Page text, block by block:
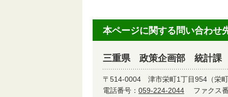
本ページに関する問い合わせ
三重県 政策企画部 統計課
〒514-0004 津市栄町1丁目954（栄
電話番号： 059-224-2044 ファクス